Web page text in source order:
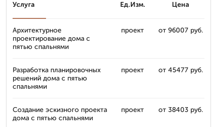
Услуга Ед.Изм. Цена
Архитектурное
проектирование дома с
пятью спальнями
проект от 96007 руб.
Разработка планировочных
решений дома с пятью
спальнями
проект от 45477 руб.
Создание эскизного проекта
дома с пятью спальнями
проект от 38403 руб.